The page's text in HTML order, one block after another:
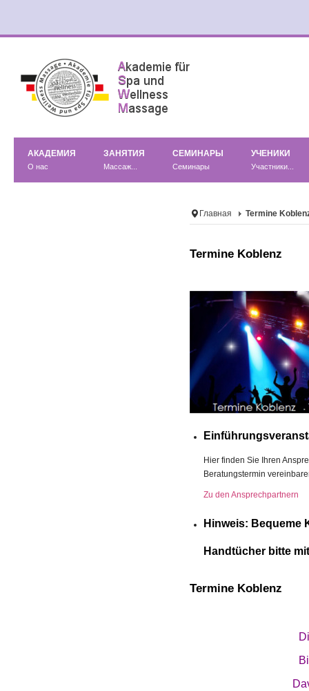
АКАДЕМИЯ
О нас
ЗАНЯТИЯ
Массаж...
СЕМИНАРЫ
Семинары
УЧЕНИКИ
Участники...
Главная Termine
Termine Koblenz
Hier finden Sie Ihren
Beratungstermin
Zu den Ansprechpartnern
Hinweis: Bequeme
Handtücher bitte
Termine Koblenz